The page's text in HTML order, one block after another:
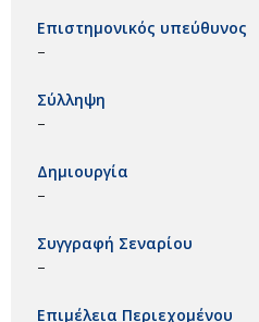
Επιστημονικός υπεύθυνος
–
Σύλληψη
–
Δημιουργία
–
Συγγραφή Σεναρίου
–
Επιμέλεια Περιεχομένου